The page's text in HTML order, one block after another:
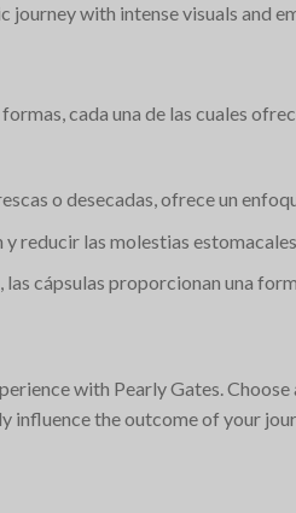
with intense visuals and
cada una de las cuales
o desecadas, ofrece un
reducir las molestias estomacales.
cápsulas proporcionan una
with Pearly Gates.
the outcome of your